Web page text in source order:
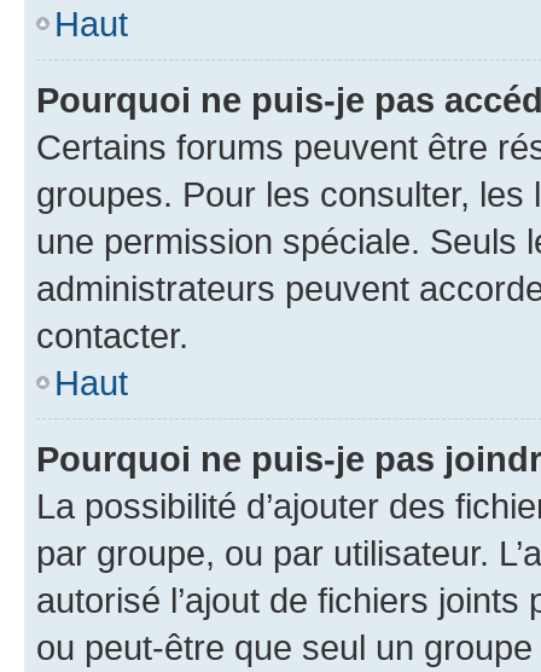
Haut
Pourquoi ne puis-je pas
Certains forums peuvent être
groupes. Pour les consulter,
une permission spéciale. Seuls
administrateurs peuvent
contacter.
Haut
Pourquoi ne puis-je pas
La possibilité d’ajouter des
par groupe, ou par utilisateur.
autorisé l’ajout de fichiers
ou peut-être que seul un